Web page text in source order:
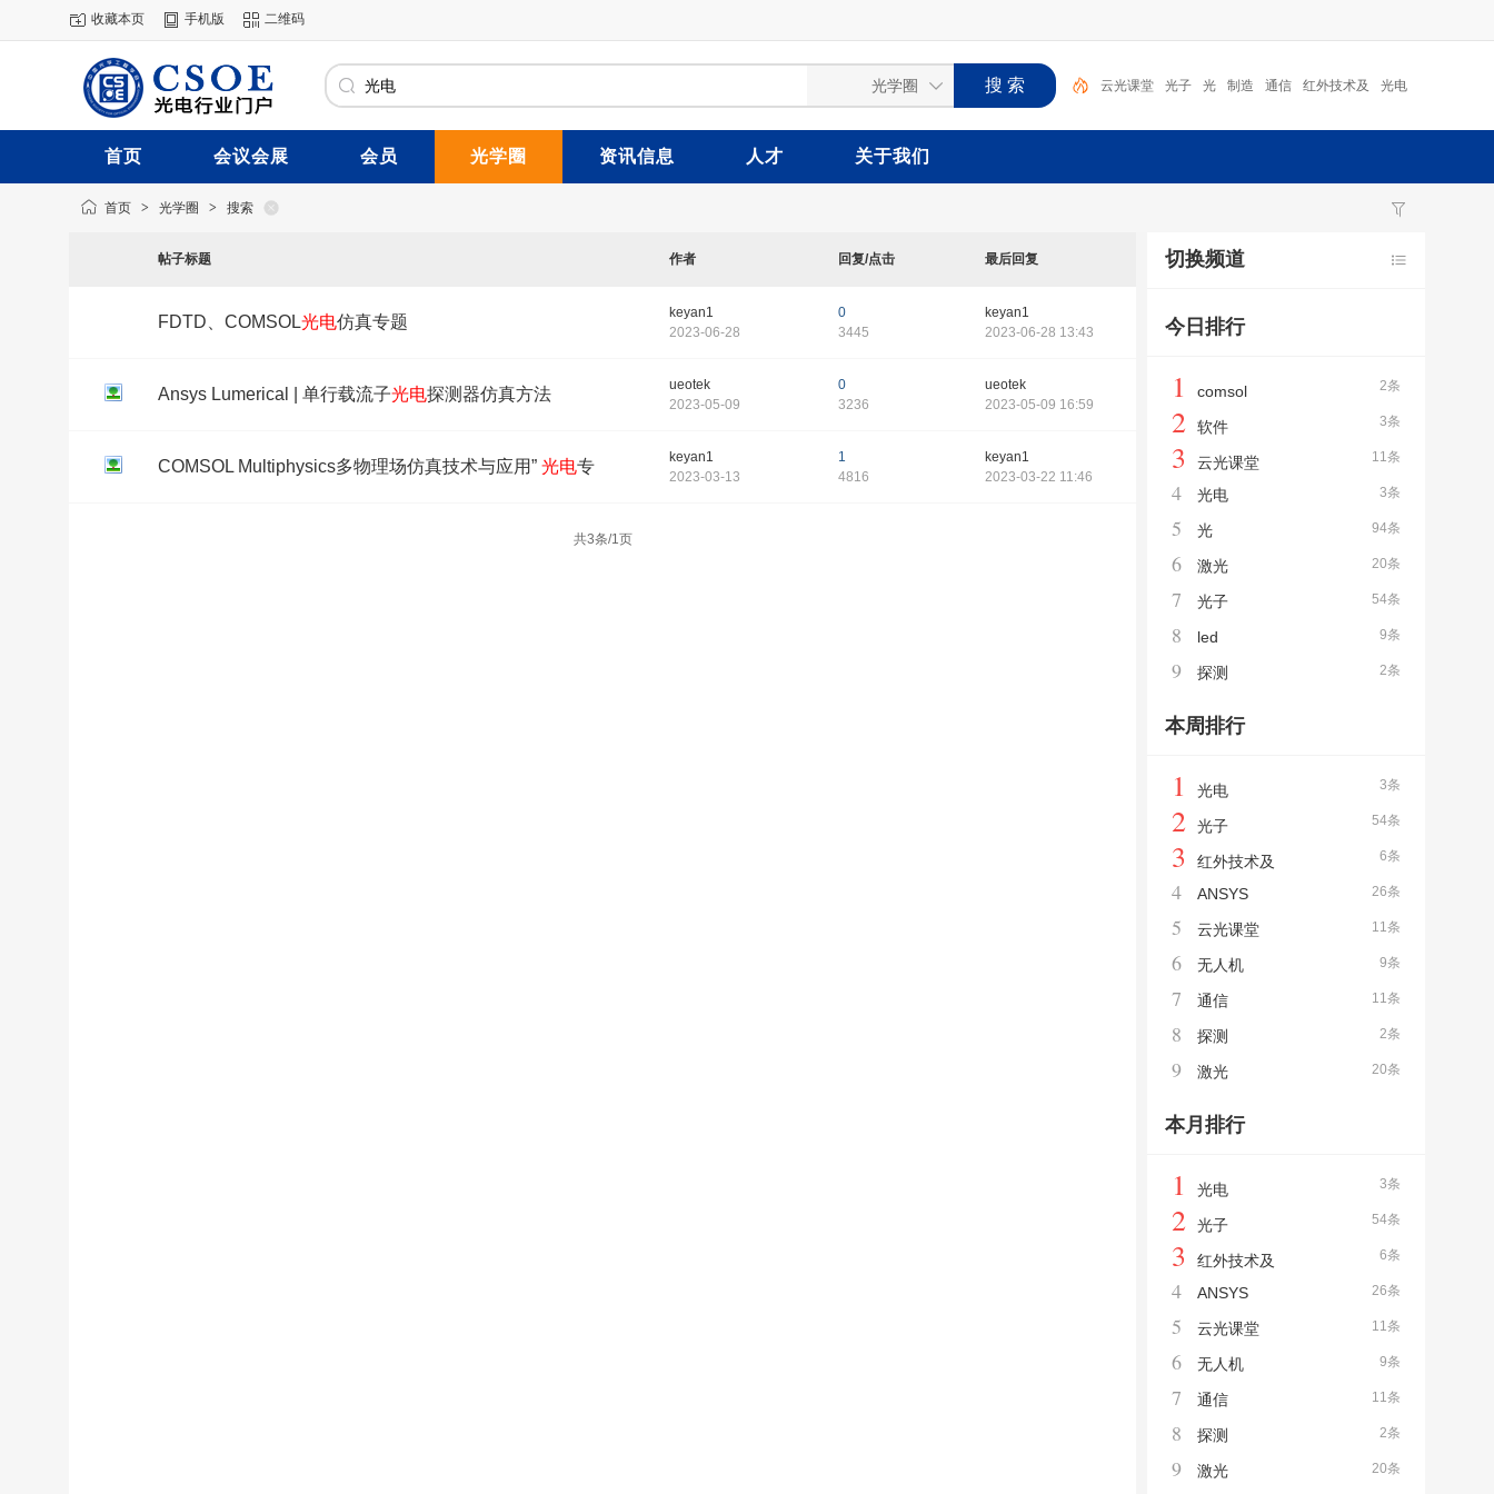
收藏本页 手机版 二维码
云光课堂 光子 光 制造 通信 红外技术及 光电
光纤激光 无人机 激光
首页 会议会展 会员 光学圈 资讯信息 人才 关于我们
首页 > 光学圈 > 搜索
帖子标题 作者 回复/点击 最后回复
FDTD、COMSOL光电仿真专题
keyan1
2023-06-28
0
3445
keyan1
2023-06-28 13:43
Ansys Lumerical | 单行载流子光电探测器仿真方法
ueotek
2023-05-09
0
3236
ueotek
2023-05-09 16:59
COMSOL Multiphysics多物理场仿真技术与应用” 光电专
keyan1
2023-03-13
1
4816
keyan1
2023-03-22 11:46
共3条/1页
切换频道
今日排行
2条
1 comsol
3条
2 软件
11条
3 云光课堂
3条
4 光电
94条
5 光
20条
6 激光
54条
7 光子
9条
8 led
2条
9 探测
本周排行
3条
1 光电
54条
2 光子
6条
3 红外技术及
26条
4 ANSYS
11条
5 云光课堂
9条
6 无人机
11条
7 通信
2条
8 探测
20条
9 激光
本月排行
3条
1 光电
54条
2 光子
6条
3 红外技术及
26条
4 ANSYS
11条
5 云光课堂
9条
6 无人机
11条
7 通信
2条
8 探测
20条
9 激光